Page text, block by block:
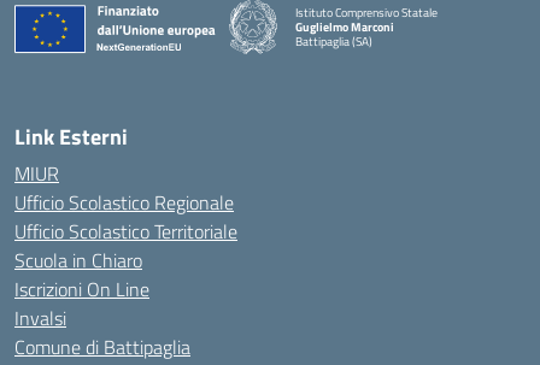
Istituto Comprensivo Statale
Guglielmo Marconi
Battipaglia (SA)
— Visita la pagina iniziale della scuola
Link Esterni
MIUR
Ufficio Scolastico Regionale
Ufficio Scolastico Territoriale
Scuola in Chiaro
Iscrizioni On Line
Invalsi
Comune di Battipaglia